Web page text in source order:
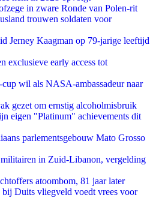
in zware Ronde van Polen-rit
trouwen soldaten voor
Jerney Kaagman op 79-jarige leeftijd
exclusieve early access tot
wil als NASA-ambassadeur naar
gezet om ernstig alcoholmisbruik
eigen "Platinum" achievements dit
parlementsgebouw Mato Grosso
in Zuid-Libanon, vergelding
atoombom, 81 jaar later
Duits vliegveld voedt vrees voor